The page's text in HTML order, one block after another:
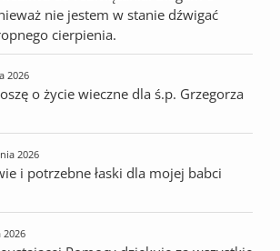
nie jestem w stanie dźwigać
cierpienia.
2026
o życie wieczne dla ś.p. Grzegorza
2026
i potrzebne łaski dla mojej babci
2026